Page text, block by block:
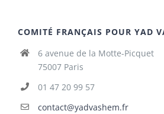
COMITÉ FRANÇAIS POUR YAD
6 avenue de la Motte-Picquet
75007 Paris
01 47 20 99 57
contact@yadvashem.fr